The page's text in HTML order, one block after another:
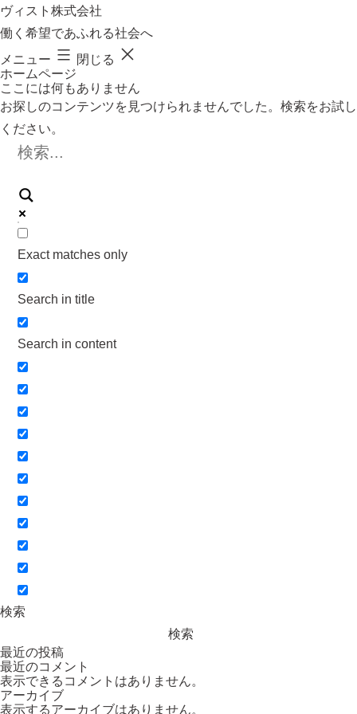
コ
ン
テ
ツ
へ
ス
キ
ッ
プ
ヴィスト株式会社
働く希望であふれる社会へ
メニュー
閉じる
ホームページ
ここには何もありません
お探しのコンテンツを見つけられませんでした。検索をお試し
ください。
Exact matches only
Search in title
Search in content
検索
検索
最近の投稿
最近のコメント
表示できるコメントはありません。
アーカイブ
表示するアーカイブはありません。